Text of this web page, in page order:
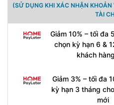
(SỬ DỤNG KHI XÁC NHẬN
TÀI
Giảm 10% – tối đa
chọn kỳ hạn 6 &
khách
Giảm 3% – tối đa
kỳ hạn 3 tháng
mới